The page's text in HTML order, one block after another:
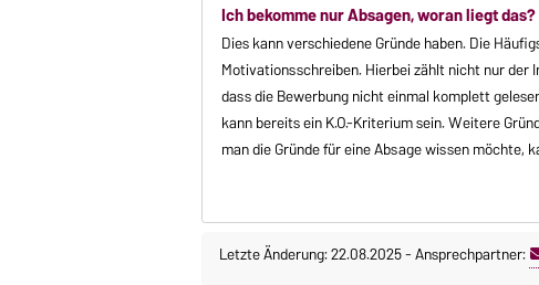
Ich bekomme nur Absagen, woran liegt das?
Dies kann verschiedene Gründe haben. Die
Motivationsschreiben. Hierbei zählt nicht nur der
dass die Bewerbung nicht einmal komplett
kann bereits ein K.O.-Kriterium sein. Weitere
man die Gründe für eine Absage wissen möchte,
Letzte Änderung: 22.08.2025-Ansprechpartner: